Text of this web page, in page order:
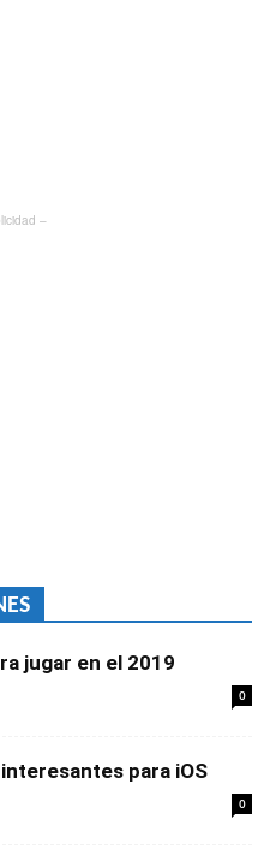
–
jugar en el 2019
0
para iOS
0